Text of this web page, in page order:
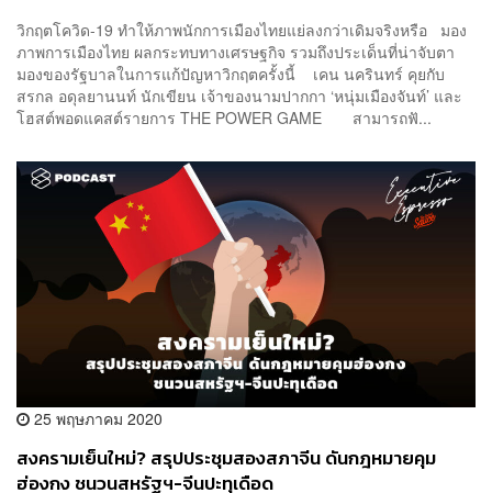
วิกฤตโควิด-19 ทำให้ภาพนักการเมืองไทยแย่ลงกว่าเดิมจริงหรือ มอง
ภาพการเมืองไทย ผลกระทบทางเศรษฐกิจ รวมถึงประเด็นที่น่าจับตา
มองของรัฐบาลในการแก้ปัญหาวิกฤตครั้งนี้ เคน นครินทร์ คุยกับ
สรกล อดุลยานนท์ นักเขียน เจ้าของนามปากกา ‘หนุ่มเมืองจันท์’ และ
โฮสต์พอดแคสต์รายการ THE POWER GAME สามารถฟั...
25 พฤษภาคม 2020
สงครามเย็นใหม่? สรุปประชุมสองสภาจีน ดันกฎหมายคุม
ฮ่องกง ชนวนสหรัฐฯ-จีนปะทุเดือด